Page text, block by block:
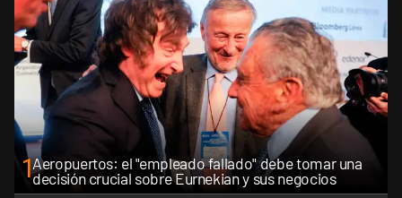
1Aeropuertos: el "empleado fallado" debe tomar una
decisión crucial sobre Eurnekian y sus negocios